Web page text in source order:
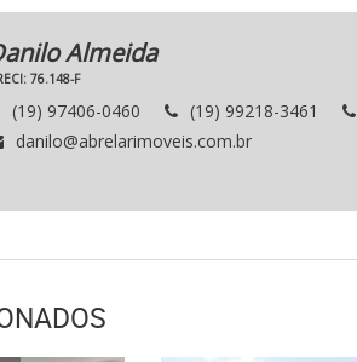
Almeida
76.148-F
(19) 97406-0460 (19) 99218-3461
danilo@abrelarimoveis.com.br